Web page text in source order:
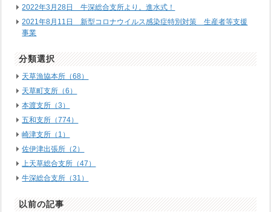
2022年3月28日 牛深総合支所より。進水式！
2021年8月11日 新型コロナウイルス感染症特別対策 生産者等支援
事業
分類選択
天草漁協本所（68）
天草町支所（6）
本渡支所（3）
五和支所（774）
崎津支所（1）
佐伊津出張所（2）
上天草総合支所（47）
牛深総合支所（31）
以前の記事